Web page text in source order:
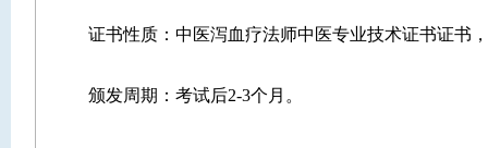
证书性质：中医泻血疗法师中医专业技术证书证书
颁发周期：考试后2-3个月。